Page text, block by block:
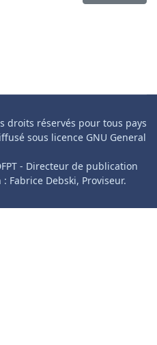
droits réservés pour tous pays
sous licence GNU General
- Directeur de publication
Fabrice Debski, Proviseur.